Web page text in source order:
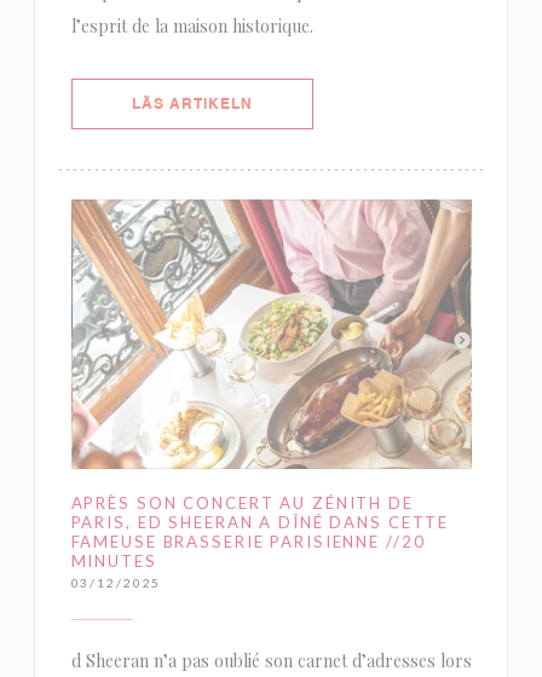
l’esprit de la maison historique.
LÄS ARTIKELN
APRÈS SON CONCERT AU ZÉNITH DE
PARIS, ED SHEERAN A DÎNÉ DANS CETTE
FAMEUSE BRASSERIE PARISIENNE //20
MINUTES
03/12/2025
d Sheeran n’a pas oublié son carnet d’adresses lors